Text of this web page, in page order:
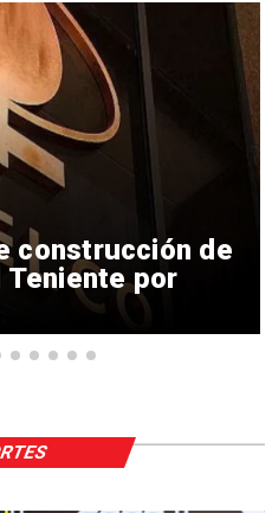
construcción de
Teniente por